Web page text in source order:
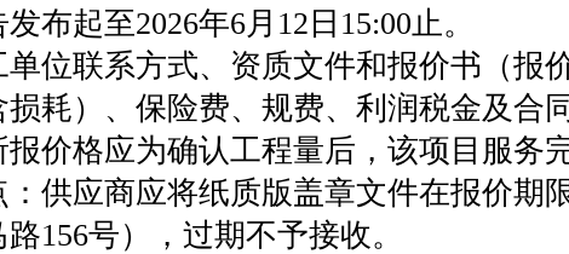
布起至2026年6月12日15:00止。
位联系方式、资质文件和报价书（
耗）、保险费、规费、利润税金及合
价格应为确认工程量后，该项目服务
供应商应将纸质版盖章文件在报价期
156号），过期不予接收。